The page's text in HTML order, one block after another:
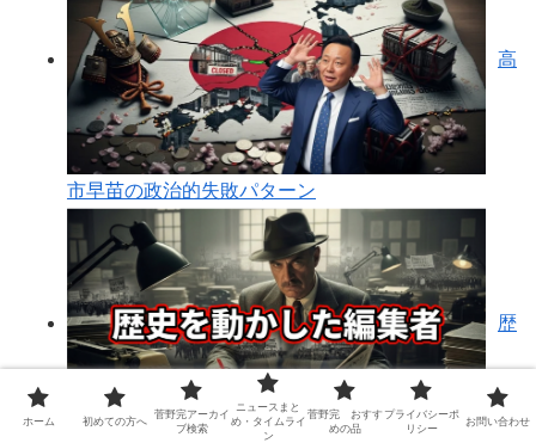
高
市早苗の政治的失敗パターン
歴
ホーム 初めての方へ
菅野完アーカイ
ブ検索
ニュースまと
め・タイムライ
ン
菅野完 おすす
めの品
プライバシーポ
リシー
お問い合わせ